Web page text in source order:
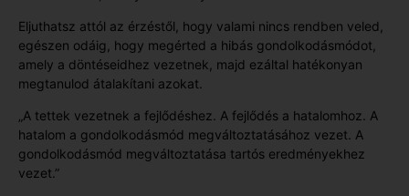
Eljuthatsz attól az érzéstől, hogy valami nincs rendben veled,
egészen odáig, hogy megérted a hibás gondolkodásmódot,
amely a döntéseidhez vezetnek, majd ezáltal hatékonyan
megtanulod átalakítani azokat.
„A tettek vezetnek a fejlődéshez. A fejlődés a hatalomhoz. A
hatalom a gondolkodásmód megváltoztatásához vezet. A
gondolkodásmód megváltoztatása tartós eredményekhez
vezet.”